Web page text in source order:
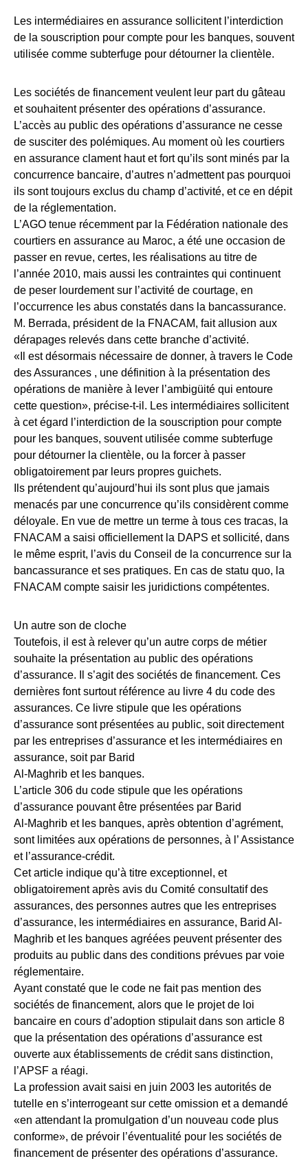
Les intermédiaires en assurance sollicitent l’interdiction
de la souscription pour compte pour les banques, souvent
utilisée comme subterfuge pour détourner la clientèle.
Les sociétés de financement veulent leur part du gâteau
et souhaitent présenter des opérations d’assurance.
L’accès au public des opérations d’assurance ne cesse
de susciter des polémiques. Au moment où les courtiers
en assurance clament haut et fort qu’ils sont minés par la
concurrence bancaire, d’autres n’admettent pas pourquoi
ils sont toujours exclus du champ d’activité, et ce en dépit
de la réglementation.
L’AGO tenue récemment par la Fédération nationale des
courtiers en assurance au Maroc, a été une occasion de
passer en revue, certes, les réalisations au titre de
l’année 2010, mais aussi les contraintes qui continuent
de peser lourdement sur l’activité de courtage, en
l’occurrence les abus constatés dans la bancassurance.
M. Berrada, président de la FNACAM, fait allusion aux
dérapages relevés dans cette branche d’activité.
«Il est désormais nécessaire de donner, à travers le Code
des Assurances , une définition à la présentation des
opérations de manière à lever l’ambigüité qui entoure
cette question», précise-t-il. Les intermédiaires sollicitent
à cet égard l’interdiction de la souscription pour compte
pour les banques, souvent utilisée comme subterfuge
pour détourner la clientèle, ou la forcer à passer
obligatoirement par leurs propres guichets.
Ils prétendent qu’aujourd’hui ils sont plus que jamais
menacés par une concurrence qu’ils considèrent comme
déloyale. En vue de mettre un terme à tous ces tracas, la
FNACAM a saisi officiellement la DAPS et sollicité, dans
le même esprit, l’avis du Conseil de la concurrence sur la
bancassurance et ses pratiques. En cas de statu quo, la
FNACAM compte saisir les juridictions compétentes.
Un autre son de cloche
Toutefois, il est à relever qu’un autre corps de métier
souhaite la présentation au public des opérations
d’assurance. Il s’agit des sociétés de financement. Ces
dernières font surtout référence au livre 4 du code des
assurances. Ce livre stipule que les opérations
d’assurance sont présentées au public, soit directement
par les entreprises d’assurance et les intermédiaires en
assurance, soit par Barid
Al-Maghrib et les banques.
L’article 306 du code stipule que les opérations
d’assurance pouvant être présentées par Barid
Al-Maghrib et les banques, après obtention d’agrément,
sont limitées aux opérations de personnes, à l’ Assistance
et l’assurance-crédit.
Cet article indique qu’à titre exceptionnel, et
obligatoirement après avis du Comité consultatif des
assurances, des personnes autres que les entreprises
d’assurance, les intermédiaires en assurance, Barid Al-
Maghrib et les banques agréées peuvent présenter des
produits au public dans des conditions prévues par voie
réglementaire.
Ayant constaté que le code ne fait pas mention des
sociétés de financement, alors que le projet de loi
bancaire en cours d’adoption stipulait dans son article 8
que la présentation des opérations d’assurance est
ouverte aux établissements de crédit sans distinction,
l’APSF a réagi.
La profession avait saisi en juin 2003 les autorités de
tutelle en s’interrogeant sur cette omission et a demandé
«en attendant la promulgation d’un nouveau code plus
conforme», de prévoir l’éventualité pour les sociétés de
financement de présenter des opérations d’assurance.